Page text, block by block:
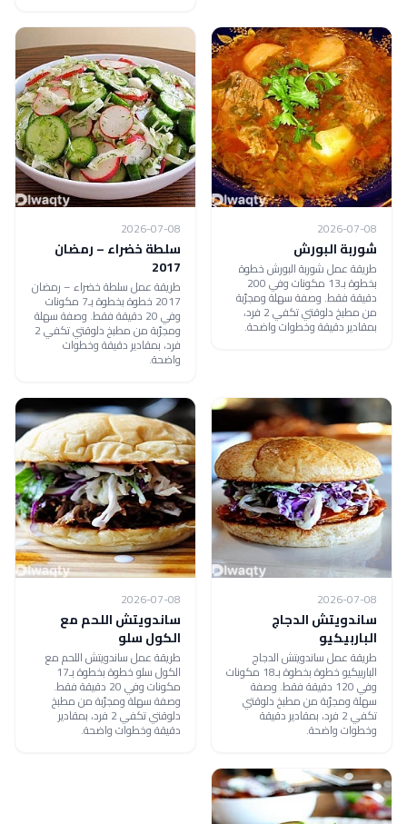
2026-07-08
شوربة البورش
طريقة عمل شوربة البورش خطوة
بخطوة بـ13 مكونات وفي 200
دقيقة فقط. وصفة سهلة ومجرّبة
من مطبخ دلوقتي تكفي 2 فرد،
بمقادير دقيقة وخطوات واضحة.
2026-07-08
سلطة خضراء – رمضان
2017
طريقة عمل سلطة خضراء – رمضان
2017 خطوة بخطوة بـ7 مكونات
وفي 20 دقيقة فقط. وصفة سهلة
ومجرّبة من مطبخ دلوقتي تكفي 2
فرد، بمقادير دقيقة وخطوات
واضحة.
2026-07-08
ساندويتش الدجاج
الباربيكيو
طريقة عمل ساندويتش الدجاج
الباربيكيو خطوة بخطوة بـ18 مكونات
وفي 120 دقيقة فقط. وصفة
سهلة ومجرّبة من مطبخ دلوقتي
تكفي 2 فرد، بمقادير دقيقة
وخطوات واضحة.
2026-07-08
ساندويتش اللحم مع
الكول سلو
طريقة عمل ساندويتش اللحم مع
الكول سلو خطوة بخطوة بـ17
مكونات وفي 20 دقيقة فقط.
وصفة سهلة ومجرّبة من مطبخ
دلوقتي تكفي 2 فرد، بمقادير
دقيقة وخطوات واضحة.